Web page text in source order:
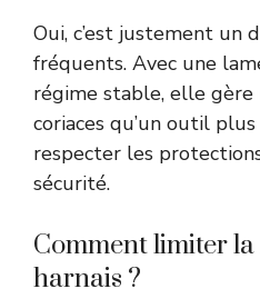
Oui, c’est justement un
fréquents. Avec une
régime stable, elle
coriaces qu’un outil
respecter les
sécurité.
Comment limiter
harnais ?